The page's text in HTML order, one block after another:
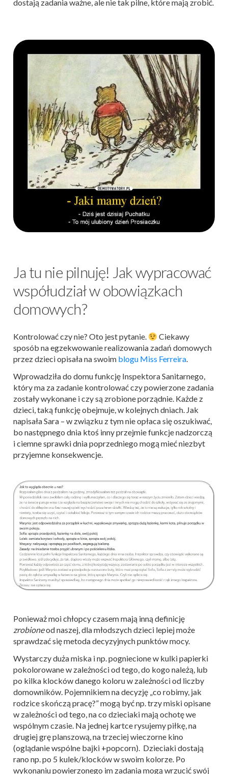
dostają zadania ważne, ale nie tak pilne, które mają zrobić.
Ja tu nie pilnuję! Jak wypracować
współudział w obowiązkach
domowych?
Kontrolować czy nie? Oto jest pytanie.
Ciekawy
sposób na egzekwowanie realizowania zadań domowych
przez dzieci opisała na swoim blogu Miss Ferreira.
Wprowadziła do domu funkcję Inspektora Sanitarnego,
który ma za zadanie kontrolować czy powierzone zadania
zostały wykonane i czy są zrobione porządnie. Każde z
dzieci, taką funkcję obejmuje, w kolejnych dniach. Jak
napisała Sara – w związku z tym nie opłaca się oszukiwać,
bo następnego dnia ktoś inny przejmie funkcje nadzorczą
i ciemne sprawki dnia poprzedniego mogą mieć niezbyt
przyjemne konsekwencje.
Ponieważ moi chłopcy czasem mają inną definicję
zrobioneod naszej, dla młodszych dzieci lepiej może
sprawdzać się metoda decyzyjnych punktów mocy.
Wystarczy duża miska i np. pogniecione w kulki papierki
pokolorowane w zależności od tego, do kogo należą, lub
po kilka klocków danego koloru w zależności od liczby
domowników. Pojemnikiem na decyzję „co robimy, jak
rodzice skończą pracę?” mogą być np. trzy miski opisane
w zależności od tego, na co dzieciaki mają ochotę we
wspólnym czasie. Na jednej kartce rysujemy piłkę, na
drugiej grę planszową, na trzeciej wieczorne kino
(oglądanie wspólne bajki +popcorn). Dzieciaki dostają
rano np. po 5 kulek/klocków w swoim kolorze. Po
wykonaniu powierzonego im zadania mogą wrzucić swój